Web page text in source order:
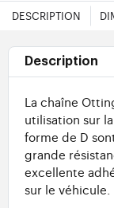
DESCRIPTION
Description
La chaîne
utilisation sur
forme de D
grande
excellente
sur le véhicule.